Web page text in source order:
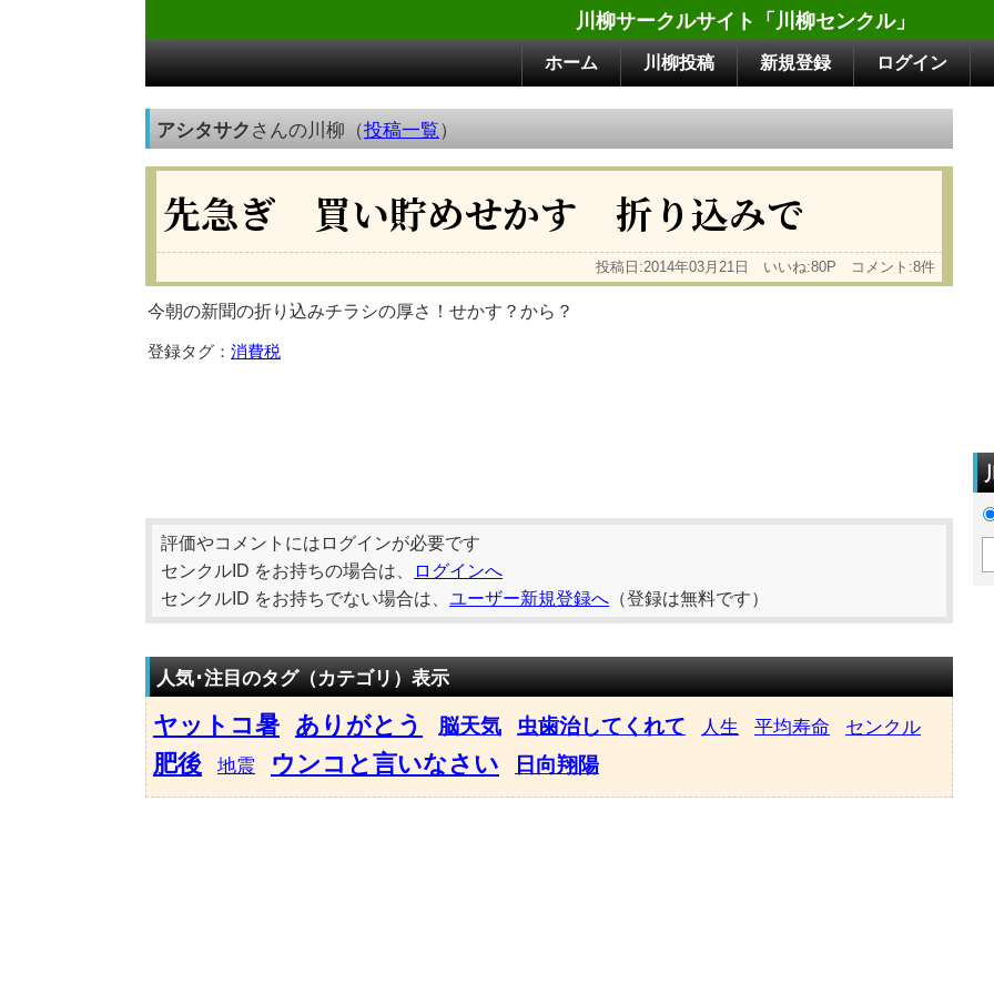
川柳サークルサイト「川柳センクル」
ホーム 川柳投稿 新規登録 ログイン
アシタサク さんの川柳（投稿一覧）
先急ぎ 買い貯めせかす 折り込みで
投稿日:2014年03月21日 いいね:80P コメント:8件
今朝の新聞の折り込みチラシの厚さ！せかす？から？
登録タグ： 消費税
評価やコメントにはログインが必要です
センクルID をお持ちの場合は、
ログインへ
センクルID をお持ちでない場合は、 ユーザー新規登録へ （登録は無料です）
人気･注目のタグ（カテゴリ）表示
ヤットコ暑 ありがとう 脳天気 虫歯治してくれて 人生 平均寿命 センクル
肥後 地震 ウンコと言いなさい 日向翔陽